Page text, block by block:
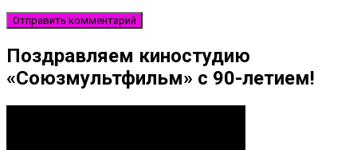
Поздравляем киностудию
«Союзмультфильм» с 90-летием!